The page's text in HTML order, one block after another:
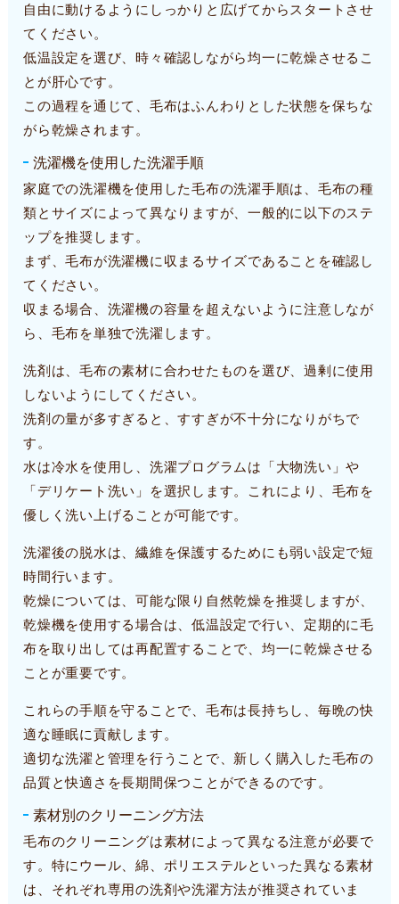
自由に動けるようにしっかりと広げてからスタートさせ
てください。
低温設定を選び、時々確認しながら均一に乾燥させるこ
とが肝心です。
この過程を通じて、毛布はふんわりとした状態を保ちな
がら乾燥されます。
洗濯機を使用した洗濯手順
家庭での洗濯機を使用した毛布の洗濯手順は、毛布の種
類とサイズによって異なりますが、一般的に以下のステ
ップを推奨します。
まず、毛布が洗濯機に収まるサイズであることを確認し
てください。
収まる場合、洗濯機の容量を超えないように注意しなが
ら、毛布を単独で洗濯します。
洗剤は、毛布の素材に合わせたものを選び、過剰に使用
しないようにしてください。
洗剤の量が多すぎると、すすぎが不十分になりがちで
す。
水は冷水を使用し、洗濯プログラムは「大物洗い」や
「デリケート洗い」を選択します。これにより、毛布を
優しく洗い上げることが可能です。
洗濯後の脱水は、繊維を保護するためにも弱い設定で短
時間行います。
乾燥については、可能な限り自然乾燥を推奨しますが、
乾燥機を使用する場合は、低温設定で行い、定期的に毛
布を取り出しては再配置することで、均一に乾燥させる
ことが重要です。
これらの手順を守ることで、毛布は長持ちし、毎晩の快
適な睡眠に貢献します。
適切な洗濯と管理を行うことで、新しく購入した毛布の
品質と快適さを長期間保つことができるのです。
素材別のクリーニング方法
毛布のクリーニングは素材によって異なる注意が必要で
す。特にウール、綿、ポリエステルといった異なる素材
は、それぞれ専用の洗剤や洗濯方法が推奨されていま